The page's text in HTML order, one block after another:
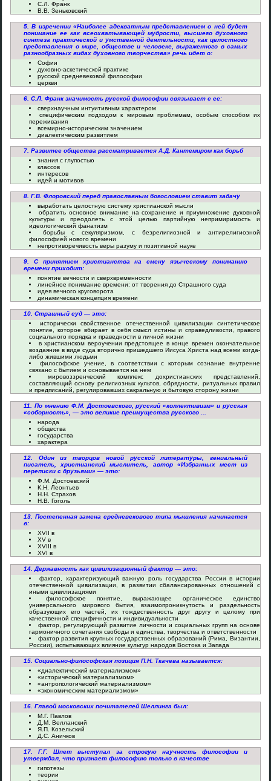
С.Л. Франк
В.В. Зеньковский
5. В изречении «Наиболее адекватным представлением о ней будет
понимание ее как всеохватывающей мудрости, высшего духовного
синтеза практической и умственной деятельности, как целостного
представления о мире, обществе и человеке, выраженного в самых
разнообразных видах духовного творчества» речь идет о:
Софии
духовно-аскетической практике
русской средневековой философии
церкви
6. С.Л. Франк значимость русской философии связывает с ее:
сверхнаучным интуитивным характером
специфическим подходом к мировым проблемам, особым способом их
переживания
всемирно-историческим значением
диалектическим развитием
7. Развитее общества рассматривается А.Д. Кантемиром как борьб
знания с глупостью
классов
интересов
идей и мотивов
8. Г.В. Флоровский перед православным богословием ставит задачу
выработать целостную систему христианской мысли
обратить основное внимание на сохранение и приумножение духовной
культуры и преодолеть с этой целью партийную непримиримость и
идеологический фанатизм
борьбы с секуляризмом, с безрелигиозной и антирелигиозной
философией нового времени
непротиворечивость веры разуму и позитивной науке
9. С принятием христианства на смену языческому пониманию
времени приходит:
понятие вечности и сверхвременности
линейное понимание времени: от творения до Страшного суда
идея вечного круговорота
динамическая концепция времени
10. Страшный суд — это:
исторически свойственное отечественной цивилизации синтетическое
понятие, которое вбирает в себя смысл истины и справедливости, правого
социального порядка и праведности в личной жизни
в христианском вероучении предстоящее в конце времен окончательное
воздаяние в виде суда вторично пришедшего Иисуса Христа над всеми когда-
либо жившими людьми
философское учение, в соответствии с которым сознание внутренне
связано с бытием и основывается на нем
мировоззренческий комплекс дохристианских представлений,
составляющий основу религиозных культов, обрядности, ритуальных правил
и предписаний, регулировавших сакральную и бытовую сторону жизни
11. По мнению Ф.М. Достоевского, русский «коллективизм» и русская
«соборность», — это великие преимущества русского ...
народа
общества
государства
характера
12. Один из творцов новой русской литературы, гениальный
писатель, христианский мыслитель, автор «Избранных мест из
переписки с друзьями» — это:
Ф.М. Достоевский
К.Н. Леонтьев
Н.Н. Страхов
Н.В. Гоголь
13. Постепенная замена средневекового типа мышления начинается
в:
XVII в
XV в
XVIII в
XVI в
14. Державность как цивилизационный фактор — это:
фактор, характеризующий важную роль государства России в истории
отечественной цивилизации, в развитии сбалансированных отношений с
иными цивилизациями
философское понятие, выражающее органическое единство
универсального мирового бытия, взаимопроникнутость и раздельность
образующих его частей, их тождественность друг другу и целому при
качественной специфичности и индивидуальности
фактор, регулирующий развитие личности и социальных групп на основе
гармоничного сочетания свободы и единства, творчества и ответственности
фактор развития крупных государственных образований (Рима, Византии,
России), испытывающих влияние культур народов Востока и Запада
15. Социально-философская позиция П.Н. Ткачева называется:
«диалектический материализмом»
«исторический материализмом»
«антропологический материализмом»
«экономическим материализмом»
16. Главой московских почитателей Шеллинга был:
М.Г. Павлов
Д.М. Велланский
Я.П. Козельский
Д.С. Аничков
17. Г.Г. Шпет выступал за строгую научность философии и
утверждал, что признает философию только в качестве
гипотезы
теории